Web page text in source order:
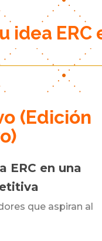
idea
(Edición
ERC en una
que aspiran al